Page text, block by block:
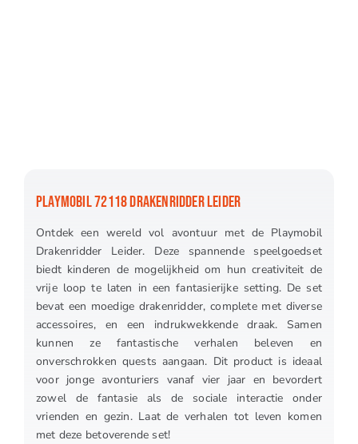
PLAYMOBIL 72118 DRAKENRIDDER LEIDER
Ontdek een wereld vol avontuur met de Playmobil
Drakenridder Leider. Deze spannende speelgoedset
biedt kinderen de mogelijkheid om hun creativiteit de
vrije loop te laten in een fantasierijke setting. De set
bevat een moedige drakenridder, complete met diverse
accessoires, en een indrukwekkende draak. Samen
kunnen ze fantastische verhalen beleven en
onverschrokken quests aangaan. Dit product is ideaal
voor jonge avonturiers vanaf vier jaar en bevordert
zowel de fantasie als de sociale interactie onder
vrienden en gezin. Laat de verhalen tot leven komen
met deze betoverende set!